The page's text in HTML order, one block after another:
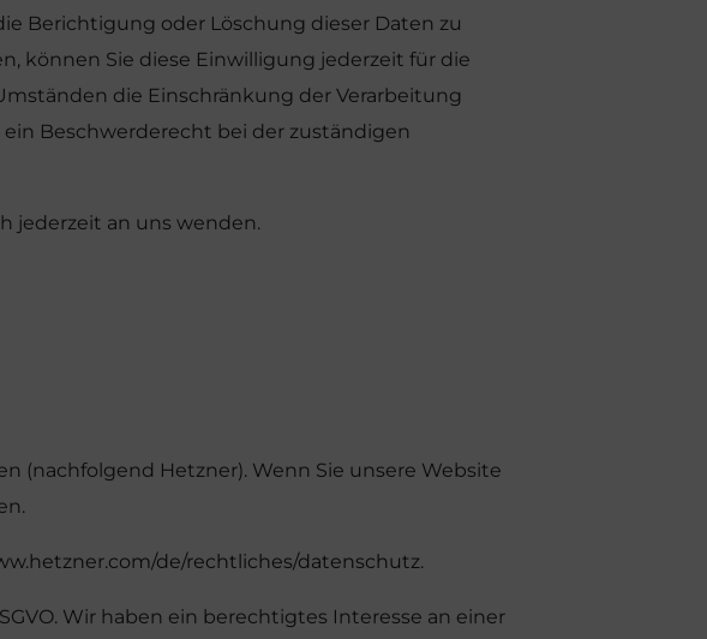
Berichtigung oder Löschung dieser Daten zu
können Sie diese Einwilligung jederzeit für die
die Einschränkung der Verarbeitung
Beschwerderecht bei der zuständigen
jederzeit an uns wenden.
(nachfolgend Hetzner). Wenn Sie unsere Website
de/rechtliches/datenschutz.
Wir haben ein berechtigtes Interesse an einer